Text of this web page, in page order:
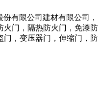
有限公司建材有限公司，
火门，隔热防火门，免漆防
门，变压器门，伸缩门，防